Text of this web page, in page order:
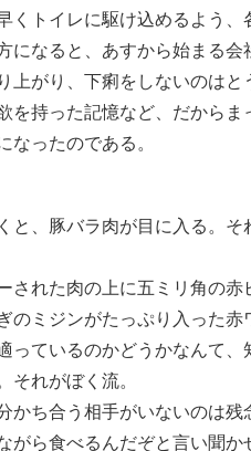
くトイレに駆け込めるよう
になると、あすから始まる
上がり、下痢をしないのはと
を持った記憶など、だから
なったのである。
と、豚バラ肉が目に入る。
された肉の上に五ミリ角の
のミジンがたっぷり入った赤
っているのかどうかなんて
それがぼく流。
かち合う相手がいないのは
がら食べるんだぞと言い聞